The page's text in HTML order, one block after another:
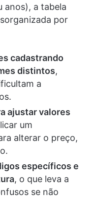
anos), a tabela
por
cadastrando
distintos,
a
ajustar valores
um
alterar o preço,
específicos e
, o que leva a
se não